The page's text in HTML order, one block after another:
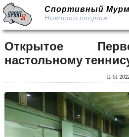
Спортивный
Новости спорта
Открытое
настольному
11-01-